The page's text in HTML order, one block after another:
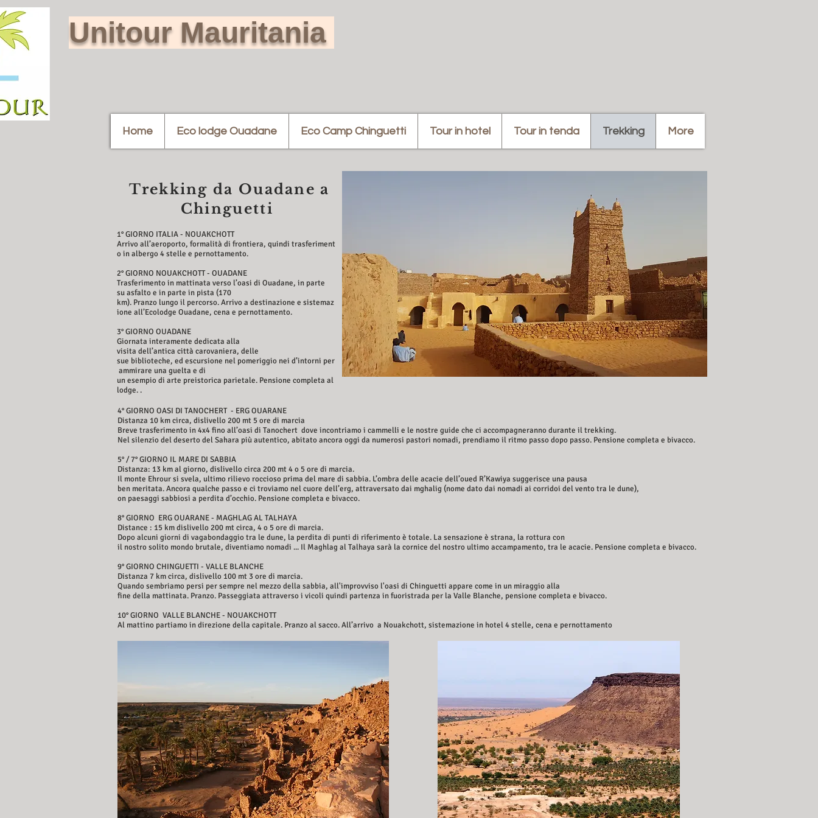
Unitour Mauritania
Home Eco lodge Ouadane Eco Camp Chinguetti Tour in hotel Tour in tenda Trekking More
Trekking da Ouadane a
Chinguetti
1° GIORNO ITALIA - NOUAKCHOTT
Arrivo all’aeroporto, formalità di frontiera, quindi trasferiment
o in albergo 4 stelle e pernottamento.
2° GIORNO NOUAKCHOTT - OUADANE
Trasferimento in mattinata verso l’oasi di Ouadane, in parte
su asfalto e in parte in pista (170
km). Pranzo lungo il percorso. Arrivo a destinazione e sistemaz
ione all’Ecolodge Ouadane, cena e pernottamento.
3° GIORNO OUADANE
Giornata interamente dedicata alla
visita dell’antica città carovaniera, delle
sue biblioteche, ed escursione nel pomeriggio nei d’intorni per
ammirare una guelta e di
un esempio di arte preistorica parietale. Pensione completa al
lodge. .
4° GIORNO OASI DI TANOCHERT - ERG OUARANE
Distanza 10 km circa, dislivello 200 mt 5 ore di marcia
Breve trasferimento in 4x4 fino all’oasi di Tanochert dove incontriamo i cammelli e le nostre guide che ci accompagneranno durante il trekking.
Nel silenzio del deserto del Sahara più autentico, abitato ancora oggi da numerosi pastori nomadi, prendiamo il ritmo passo dopo passo. Pensione completa e bivacco.
5° / 7° GIORNO IL MARE DI SABBIA
Distanza: 13 km al giorno, dislivello circa 200 mt 4 o 5 ore di marcia.
Il monte Ehrour si svela, ultimo rilievo roccioso prima del mare di sabbia. L’ombra delle acacie dell’oued R’Kawiya suggerisce una pausa
ben meritata. Ancora qualche passo e ci troviamo nel cuore dell’erg, attraversato dai mghalig (nome dato dai nomadi ai corridoi del vento tra le dune),
on paesaggi sabbiosi a perdita d’occhio. Pensione completa e bivacco.
8° GIORNO ERG OUARANE - MAGHLAG AL TALHAYA
Distance : 15 km dislivello 200 mt circa, 4 o 5 ore di marcia.
Dopo alcuni giorni di vagabondaggio tra le dune, la perdita di punti di riferimento è totale. La sensazione è strana, la rottura con
il nostro solito mondo brutale, diventiamo nomadi ... Il Maghlag al Talhaya sarà la cornice del nostro ultimo accampamento, tra le acacie. Pensione completa e bivacco.
9° GIORNO CHINGUETTI - VALLE BLANCHE
Distanza 7 km circa, dislivello 100 mt 3 ore di marcia.
Quando sembriamo persi per sempre nel mezzo della sabbia, all'improvviso l'oasi di Chinguetti appare come in un miraggio alla
fine della mattinata. Pranzo. Passeggiata attraverso i vicoli quindi partenza in fuoristrada per la Valle Blanche, pensione completa e bivacco.
10° GIORNO VALLE BLANCHE - NOUAKCHOTT
Al mattino partiamo in direzione della capitale. Pranzo al sacco. All’arrivo a Nouakchott, sistemazione in hotel 4 stelle, cena e pernottamento